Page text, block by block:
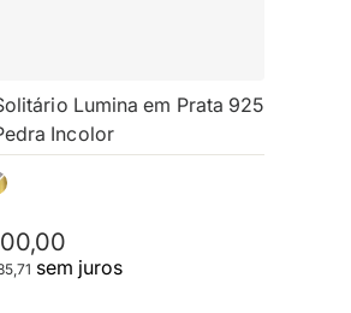
Lumina em Prata 925
Incolor
,00
,71 sem juros